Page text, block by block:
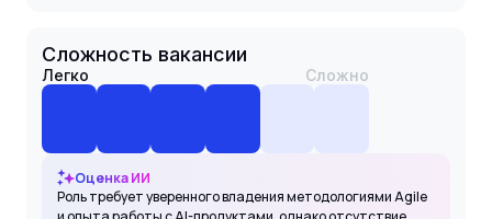
Сложность вакансии
Легко Сложно
Оценка ИИ
Роль требует уверенного владения методологиями Agile